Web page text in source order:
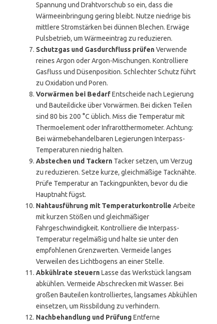
Spannung und Drahtvorschub so ein, dass die
Wärmeeinbringung gering bleibt. Nutze niedrige bis
mittlere Stromstärken bei dünnen Blechen. Erwäge
Pulsbetrieb, um Wärmeeintrag zu reduzieren.
Schutzgas und Gasdurchfluss prüfenVerwende
reines Argon oder Argon-Mischungen. Kontrolliere
Gasfluss und Düsenposition. Schlechter Schutz führt
zu Oxidation und Poren.
Vorwärmen bei BedarfEntscheide nach Legierung
und Bauteildicke über Vorwärmen. Bei dicken Teilen
sind 80 bis 200 °C üblich. Miss die Temperatur mit
Thermoelement oder Infrarotthermometer. Achtung:
Bei wärmebehandelbaren Legierungen Interpass-
Temperaturen niedrig halten.
Abstechen und Tackern Tacker setzen, um Verzug
zu reduzieren. Setze kurze, gleichmäßige Tacknähte.
Prüfe Temperatur an Tackingpunkten, bevor du die
Hauptnaht fügst.
Nahtausführung mit Temperaturkontrolle Arbeite
mit kurzen Stößen und gleichmäßiger
Fahrgeschwindigkeit. Kontrolliere die Interpass-
Temperatur regelmäßig und halte sie unter den
empfohlenen Grenzwerten. Vermeide langes
Verweilen des Lichtbogens an einer Stelle.
Abkühlrate steuernLasse das Werkstück langsam
abkühlen. Vermeide Abschrecken mit Wasser. Bei
großen Bauteilen kontrolliertes, langsames Abkühlen
einsetzen, um Rissbildung zu verhindern.
Nachbehandlung und Prüfung Entferne